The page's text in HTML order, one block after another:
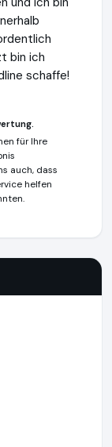
bin ich
schaffe!
für Ihre
auch, dass
helfen